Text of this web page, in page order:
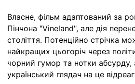
Власне, фільм адаптований за
Пінчона "Vineland", але дія
століття. Потенційно стрічка
найкращих цьогоріч через
чорний гумор та нотки абсурду,
український глядач на це